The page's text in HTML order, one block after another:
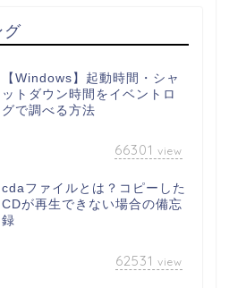
グ
【Windows】起動時間・シャ
ットダウン時間をイベントロ
グで調べる方法
66301 view
cdaファイルとは？コピーした
CDが再生できない場合の備忘
録
62531 view